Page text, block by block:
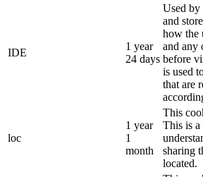
IDE
1 year
24 days
Used
and
how the
and any
before
is used
that are
loc
1 year
1
month
This
This is
sharing
located.